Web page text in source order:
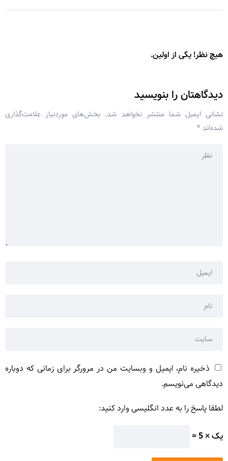
هیچ نظر! یکی از اولین.
دیدگاهتان را بنویسید
نشانی ایمیل شما منتشر نخواهد شد. بخش‌های موردنیاز علامت‌گذاری
شده‌اند *
ذخیره نام، ایمیل و وبسایت من در مرورگر برای زمانی که دوباره
دیدگاهی می‌نویسم.
لطفا پاسخ را به عدد انگلیسی وارد کنید:
یک × 5 =